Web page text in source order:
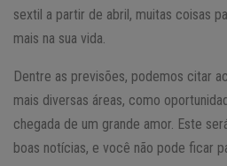
sextil a partir de abril, muitas coisas
mais na sua vida.
Dentre as previsões, podemos citar
mais diversas áreas, como
chegada de um grande amor. Este
boas notícias, e você não pode ficar